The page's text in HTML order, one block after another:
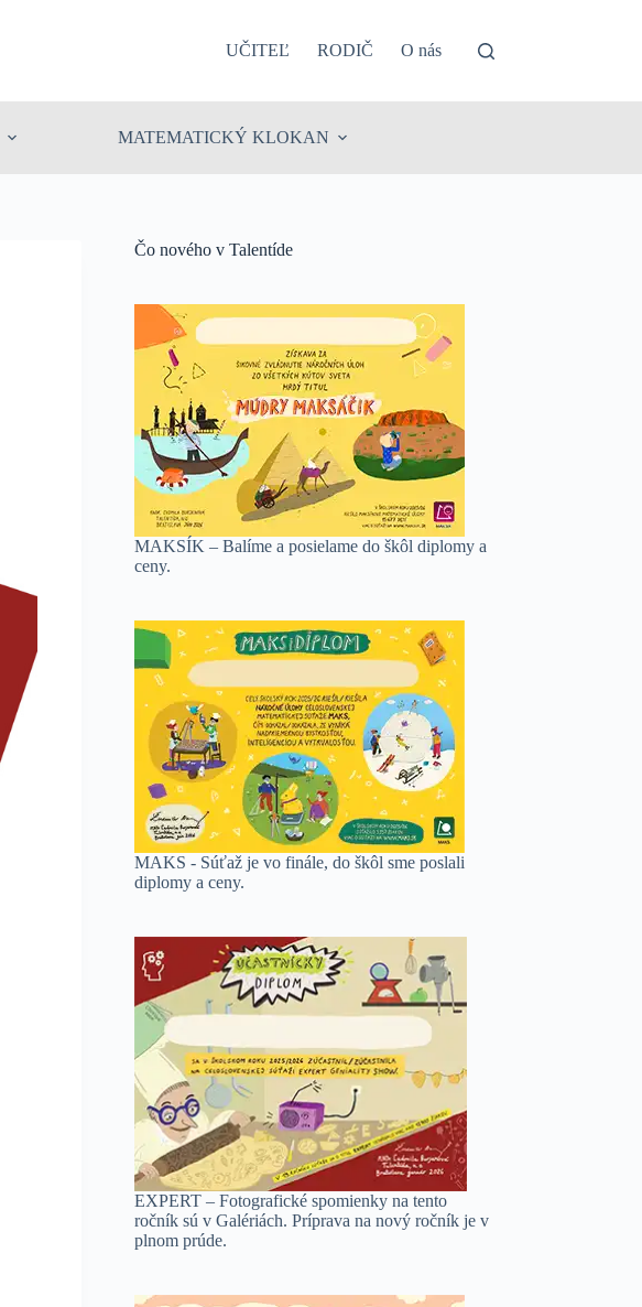
UČITEĽ RODIČ O nás
MATEMATICKÝ KLOKAN
Čo nového v Talentíde
MAKSÍK – Balíme a posielame do škôl diplomy a
ceny.
MAKS - Súťaž je vo finále, do škôl sme poslali
diplomy a ceny.
EXPERT – Fotografické spomienky na tento
ročník sú v Galériách. Príprava na nový ročník je v
plnom prúde.